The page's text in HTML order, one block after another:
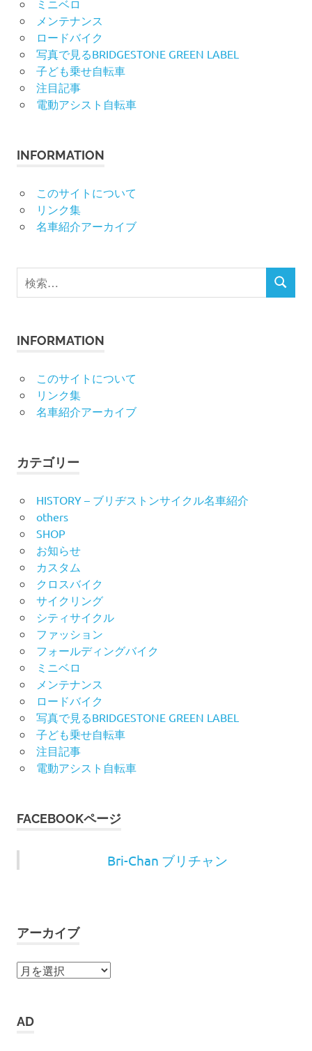
ミニベロ
メンテナンス
ロードバイク
写真で見るBRIDGESTONE GREEN LABEL
子ども乗せ自転車
注目記事
電動アシスト自転車
INFORMATION
このサイトについて
リンク集
名車紹介アーカイブ
検
索
検
索
INFORMATION
このサイトについて
リンク集
名車紹介アーカイブ
カテゴリー
HISTORY – ブリヂストンサイクル名車紹介
others
SHOP
お知らせ
カスタム
クロスバイク
サイクリング
シティサイクル
ファッション
フォールディングバイク
ミニベロ
メンテナンス
ロードバイク
写真で見るBRIDGESTONE GREEN LABEL
子ども乗せ自転車
注目記事
電動アシスト自転車
FACEBOOKページ
Bri-Chan ブリチャン
アーカイブ
ア
イ
AD